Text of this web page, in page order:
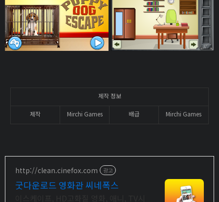
제작 정보
제작 Mirchi Games 배급 Mirchi Games
http://clean.cinefox.com 광고
굿다운로드 영화관 씨네폭스